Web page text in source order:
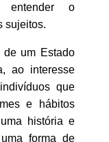
entender o
sujeitos.
um Estado
ao interesse
que
e hábitos
história e
forma de